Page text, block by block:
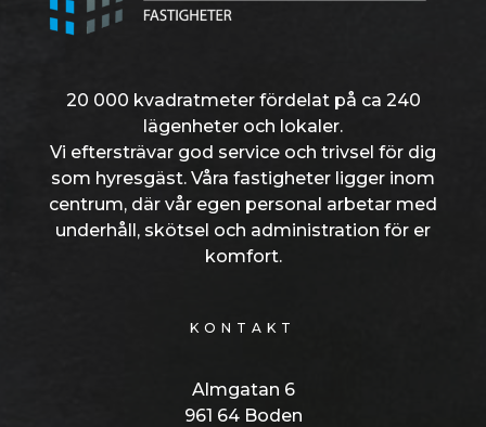
20 000 kvadratmeter fördelat på ca 240
lägenheter och lokaler.
Vi eftersträvar god service och trivsel för dig
som hyresgäst. Våra fastigheter ligger inom
centrum, där vår egen personal arbetar med
underhåll, skötsel och administration för er
komfort.
KONTAKT
Almgatan 6
961 64 Boden